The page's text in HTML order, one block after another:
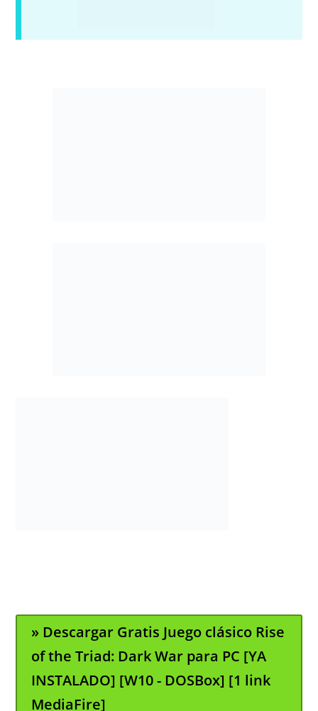
» Descargar Gratis Juego clásico Rise
of the Triad: Dark War para PC [YA
INSTALADO] [W10 - DOSBox] [1 link
MediaFire]